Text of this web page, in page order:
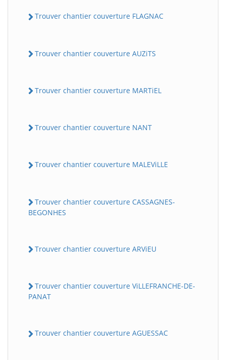
Trouver chantier couverture FLAGNAC
Trouver chantier couverture AUZiTS
Trouver chantier couverture MARTiEL
Trouver chantier couverture NANT
Trouver chantier couverture MALEViLLE
Trouver chantier couverture CASSAGNES-
BEGONHES
Trouver chantier couverture ARViEU
Trouver chantier couverture ViLLEFRANCHE-DE-
PANAT
Trouver chantier couverture AGUESSAC